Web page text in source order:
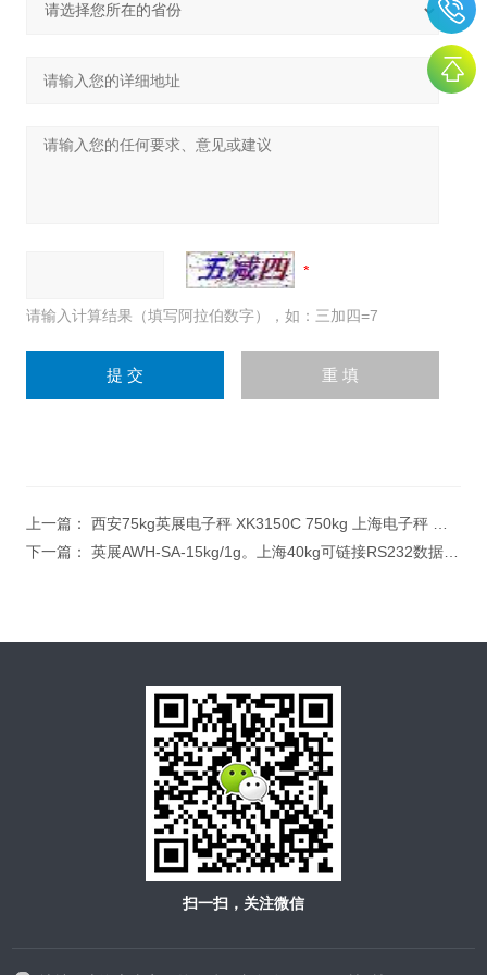
请输入计算结果（填写阿拉伯数字），如：三加四=7
上一篇： 西安75kg英展电子秤 XK3150C 750kg 上海电子秤 可连接RS232打印机三色报警灯
下一篇： 英展AWH-SA-15kg/1g。上海40kg可链接RS232数据打印电子秤
扫一扫，关注微信